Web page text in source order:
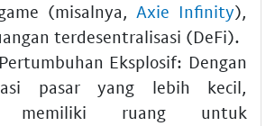
(misalnya, Axie Infinity),
terdesentralisasi (DeFi).
Eksplosif: Dengan
pasar yang lebih kecil,
memiliki ruang untuk